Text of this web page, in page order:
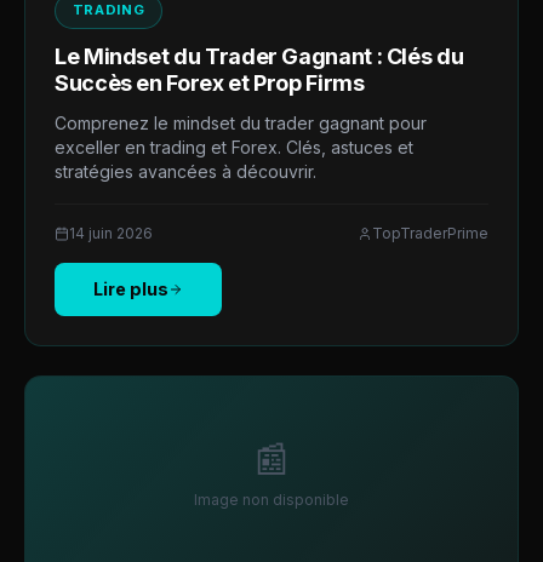
TRADING
Le Mindset du Trader Gagnant : Clés du
Succès en Forex et Prop Firms
Comprenez le mindset du trader gagnant pour
exceller en trading et Forex. Clés, astuces et
stratégies avancées à découvrir.
14 juin 2026 TopTraderPrime
Lire plus
📰
Image non disponible